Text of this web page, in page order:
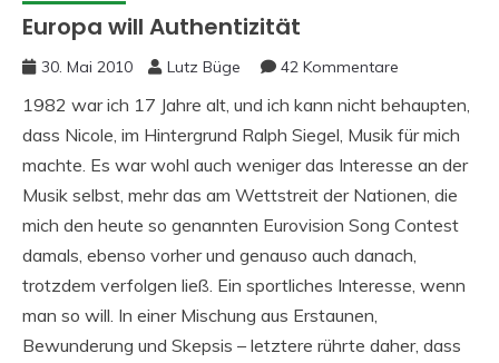
Europa will Authentizität
30. Mai 2010 Lutz Büge 42 Kommentare
1982 war ich 17 Jahre alt, und ich kann nicht behaupten,
dass Nicole, im Hintergrund Ralph Siegel, Musik für mich
machte. Es war wohl auch weniger das Interesse an der
Musik selbst, mehr das am Wettstreit der Nationen, die
mich den heute so genannten Eurovision Song Contest
damals, ebenso vorher und genauso auch danach,
trotzdem verfolgen ließ. Ein sportliches Interesse, wenn
man so will. In einer Mischung aus Erstaunen,
Bewunderung und Skepsis – letztere rührte daher, dass